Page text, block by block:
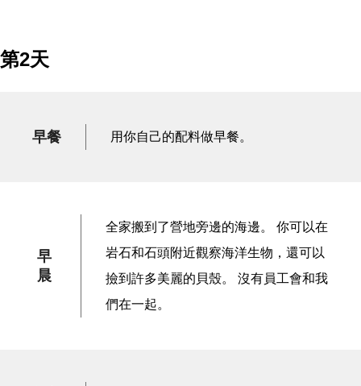
第2天
早餐 用你自己的配料做早餐。
早
晨
全家搬到了營地旁邊的海邊。 你可以在
岩石和石頭附近觀察海洋生物，還可以
撿到許多美麗的貝殼。 沒有員工會和我
們在一起。